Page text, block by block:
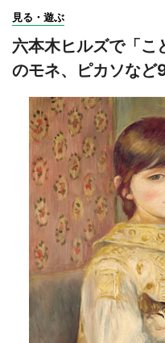
見る・遊ぶ
六本木ヒルズで「こ
のモネ、ピカソなど